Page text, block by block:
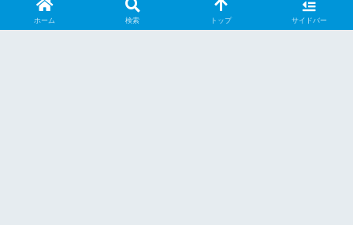
ホーム 検索 トップ サイドバー